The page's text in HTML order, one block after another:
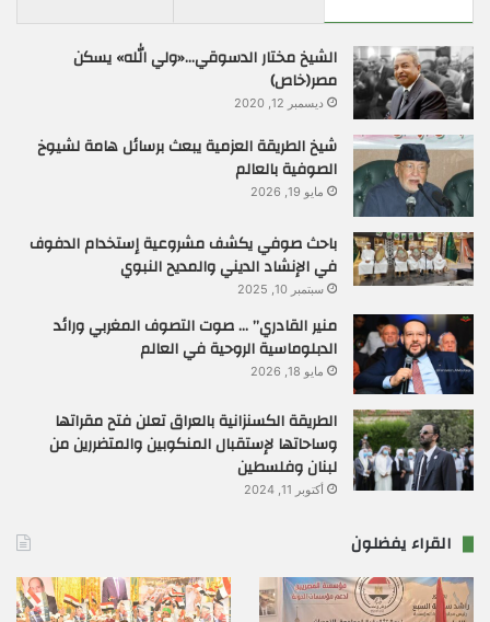
الشيخ مختار الدسوقي…«ولي الله» يسكن
مصر(خاص)
ديسمبر 12, 2020
شيخ الطريقة العزمية يبعث برسائل هامة لشيوخ
الصوفية بالعالم
مايو 19, 2026
باحث صوفي يكشف مشروعية إستخدام الدفوف
في الإنشاد الديني والمديح النبوي
سبتمبر 10, 2025
منير القادري” … صوت التصوف المغربي ورائد
الدبلوماسية الروحية في العالم
مايو 18, 2026
الطريقة الكسنزانية بالعراق تعلن فتح مقراتها
وساحاتها لإستقبال المنكوبين والمتضررين من
لبنان وفلسطين
أكتوبر 11, 2024
القراء يفضلون